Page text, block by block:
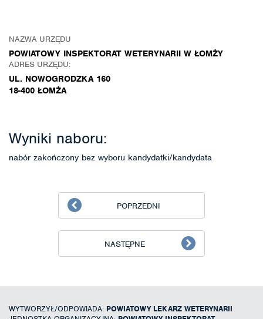
NAZWA URZĘDU
POWIATOWY INSPEKTORAT WETERYNARII W ŁOMŻY
ADRES URZĘDU:
UL. NOWOGRODZKA 160
18-400 ŁOMŻA
Wyniki naboru:
nabór zakończony bez wyboru kandydatki/kandydata
POPRZEDNI
NASTĘPNE
WYTWORZYŁ/ODPOWIADA: POWIATOWY LEKARZ WETERYNARII